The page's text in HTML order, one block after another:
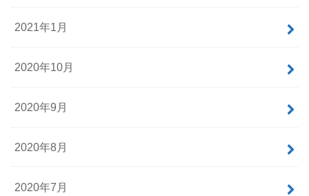
2021年1月
2020年10月
2020年9月
2020年8月
2020年7月